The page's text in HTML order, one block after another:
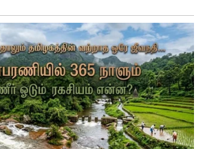
3.00 முதல் 4.30 வரை
7.30 முதல் 9.00 வரை